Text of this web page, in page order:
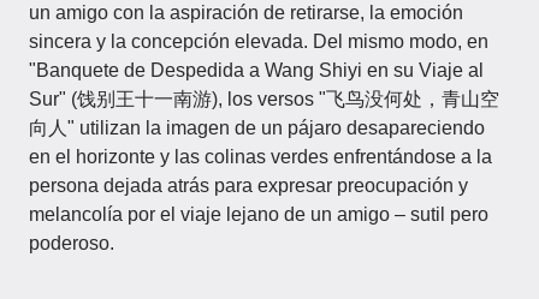
un amigo con la aspiración de retirarse, la emoción
sincera y la concepción elevada. Del mismo modo, en
"Banquete de Despedida a Wang Shiyi en su Viaje al
Sur" (饯别王十一南游), los versos "飞鸟没何处，青山空
向人" utilizan la imagen de un pájaro desapareciendo
en el horizonte y las colinas verdes enfrentándose a la
persona dejada atrás para expresar preocupación y
melancolía por el viaje lejano de un amigo – sutil pero
poderoso.